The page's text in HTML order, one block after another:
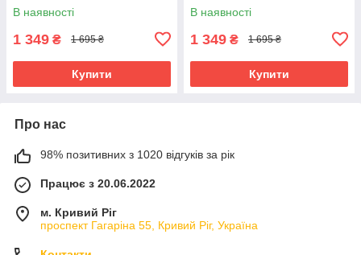
В наявності
1 349 ₴ 1 695 ₴
Купити
В наявності
1 349 ₴ 1 695 ₴
Купити
Про нас
98% позитивних з 1020 відгуків за рік
Працює з 20.06.2022
м. Кривий Ріг
проспект Гагаріна 55, Кривий Ріг, Україна